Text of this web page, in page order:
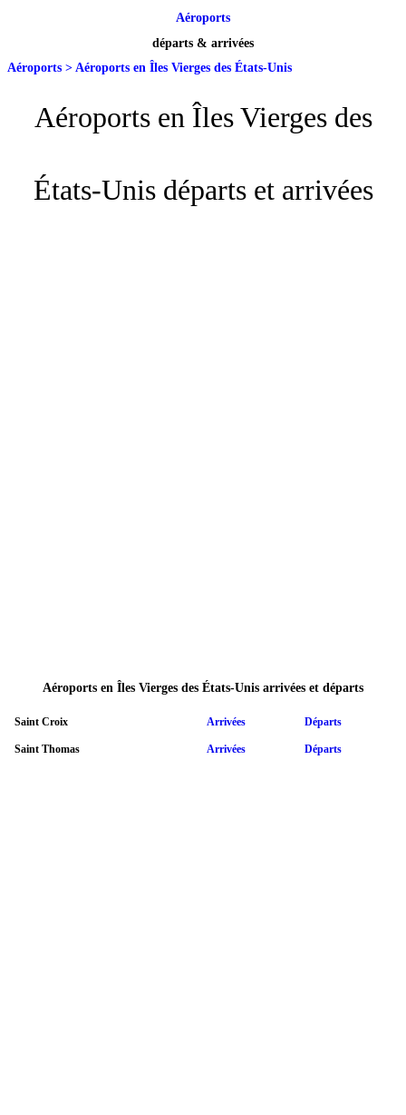
Aéroports
départs & arrivées
Aéroports > Aéroports en Îles Vierges des États-Unis
Aéroports en Îles Vierges des
États-Unis départs et arrivées
Aéroports en Îles Vierges des États-Unis arrivées et départs
Saint Croix Arrivées Départs
Saint Thomas Arrivées Départs